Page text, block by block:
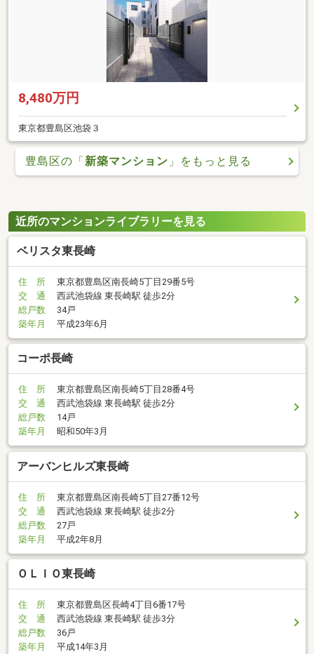
8,480万円
東京都豊島区池袋３
豊島区の「新築マンション 」をもっと見る
近所のマンションライブラリーを見る
ベリスタ東長崎
住 所
東京都豊島区南長崎5丁目29番5号
交 通
西武池袋線 東長崎駅 徒歩2分
総戸数
34戸
築年月
平成23年6月
コーポ長崎
住 所
東京都豊島区南長崎5丁目28番4号
交 通
西武池袋線 東長崎駅 徒歩2分
総戸数
14戸
築年月
昭和50年3月
アーバンヒルズ東長崎
住 所
東京都豊島区南長崎5丁目27番12号
交 通
西武池袋線 東長崎駅 徒歩2分
総戸数
27戸
築年月
平成2年8月
ＯＬＩＯ東長崎
住 所
東京都豊島区長崎4丁目6番17号
交 通
西武池袋線 東長崎駅 徒歩3分
総戸数
36戸
築年月
平成14年3月